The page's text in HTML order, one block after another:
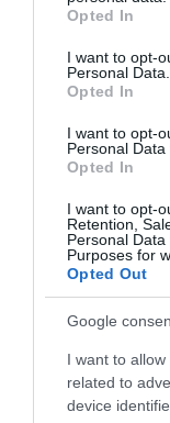
grant or deny
use your data for
consent section.
Opted In
I want to opt-
Personal Data.
Opted In
I want to opt-
Personal Data
Opted In
I want to opt-
Retention,
Personal
Purposes for
Opted Out
Google
I want to
related to
device
Ρίγη
Ιερά Μονή
στη μεγάλη
Μεταμορφώσεως
08.08.2026 | 21:00
Φάνης Σπανός:
ενεργειακή
Δημοτικού
08.08.2026 | 20:40
Εύβοια: Τέλος
χωματερές –
χωρίς εξαιρέσεις
08.08.2026 | 20:20
Εύβοια: Η μαύρη
καταστροφικής
χρονικό της